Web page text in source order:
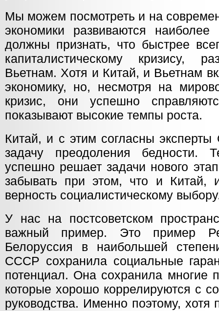
Мы можем посмотреть и на
экономики развиваются
должны признать, что быстрее
капиталистическому кризису,
Вьетнам. Хотя и Китай, и Вьетнам
экономику, но, несмотря на
кризис, они успешно
показывают высокие темпы роста.
Китай, и с этим согласны
задачу преодоления бедности.
успешно решает задачи нового
забывать при этом, что и Китай,
верность социалистическому
У нас на постсоветском
важный пример. Это пример
Белоруссия в наибольшей
СССР сохранила социальные
потенциал. Она сохранила многие
которые хорошо коррелируются с
руководства. Именно поэтому, хотя